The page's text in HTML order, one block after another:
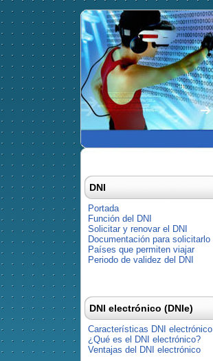
DNI
Portada
Función del DNI
Solicitar y renovar el DNI
Documentación para solicitarlo
Países que permiten viajar
Periodo de validez del DNI
DNI electrónico (DNIe)
Características DNI electrónico
¿Qué es el DNI electrónico?
Ventajas del DNI electrónico